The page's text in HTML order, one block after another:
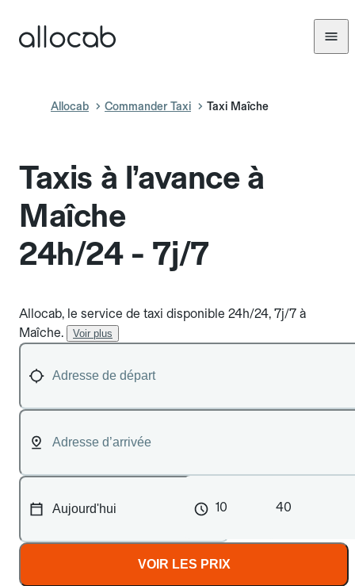
Allocab Commander Taxi Taxi Maîche
Taxis à l’avance à
Maîche
24h/24 - 7j/7
Allocab, le service de taxi disponible 24h/24, 7j/7 à
Maîche.
Voir plus
10 40
VOIR LES PRIX